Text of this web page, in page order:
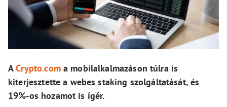
ACrypto.coma mobilalkalmazáson túlra is
kiterjesztette a webes staking szolgáltatását, és
19%-os hozamot is ígér.